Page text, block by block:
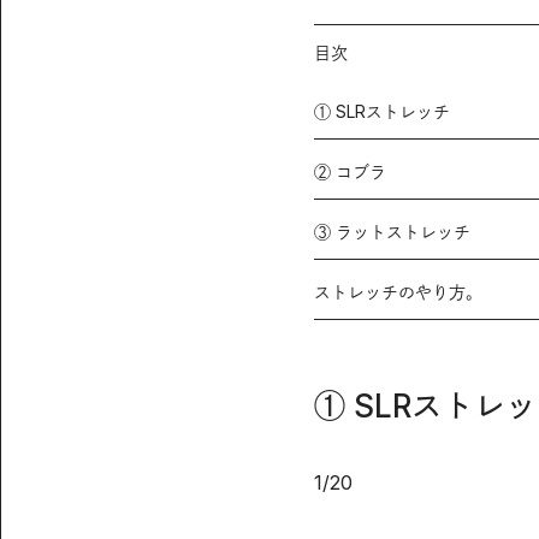
目次
① SLRストレッチ
② コブラ
③ ラットストレッチ
ストレッチのやり方。
① SLRストレ
1/20